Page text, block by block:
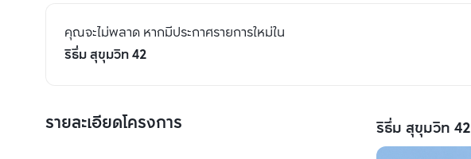
คุณจะไม่พลาด หากมีประกาศรายการใหม่ใน
ริธึ่ม สุขุมวิท 42
รายละเอียดโครงการ ริธึ่ม สุขุมวิท 42